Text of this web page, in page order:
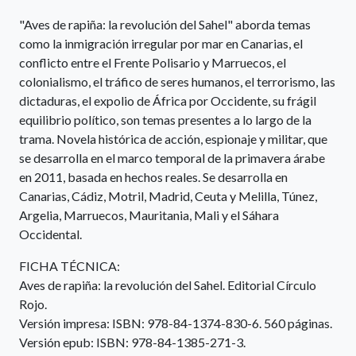
"Aves de rapiña: la revolución del Sahel" aborda temas
como la inmigración irregular por mar en Canarias, el
conflicto entre el Frente Polisario y Marruecos, el
colonialismo, el tráfico de seres humanos, el terrorismo, las
dictaduras, el expolio de África por Occidente, su frágil
equilibrio político, son temas presentes a lo largo de la
trama. Novela histórica de acción, espionaje y militar, que
se desarrolla en el marco temporal de la primavera árabe
en 2011, basada en hechos reales. Se desarrolla en
Canarias, Cádiz, Motril, Madrid, Ceuta y Melilla, Túnez,
Argelia, Marruecos, Mauritania, Mali y el Sáhara
Occidental.
FICHA TÉCNICA:
Aves de rapiña: la revolución del Sahel. Editorial Círculo
Rojo.
Versión impresa: ISBN: 978-84-1374-830-6. 560 páginas.
Versión epub: ISBN: 978-84-1385-271-3.